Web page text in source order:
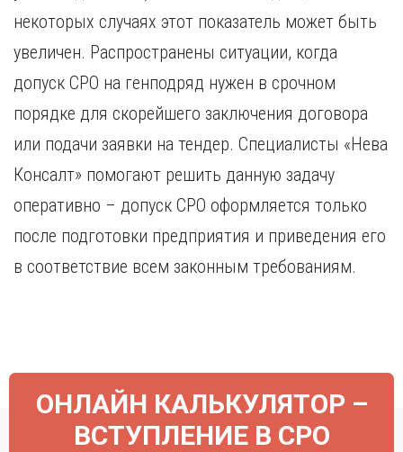
некоторых случаях этот показатель может быть
увеличен. Распространены ситуации, когда
допуск СРО на генподряд нужен в срочном
порядке для скорейшего заключения договора
или подачи заявки на тендер. Специалисты «Нева
Консалт» помогают решить данную задачу
оперативно – допуск СРО оформляется только
после подготовки предприятия и приведения его
в соответствие всем законным требованиям.
ОНЛАЙН КАЛЬКУЛЯТОР –
ВСТУПЛЕНИЕ В СРО